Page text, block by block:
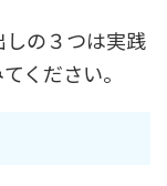
の３つは実践
ください。